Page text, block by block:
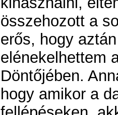
összehozott a
erős, hogy
elénekelhettem
Döntőjében.
hogy amikor a